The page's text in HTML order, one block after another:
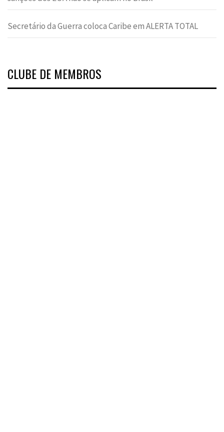
Secretário da Guerra coloca Caribe em ALERTA TOTAL
CLUBE DE MEMBROS